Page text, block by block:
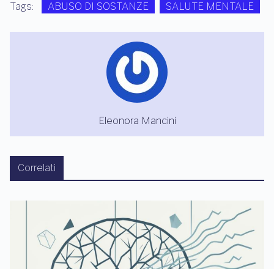
Tags: ABUSO DI SOSTANZE SALUTE MENTALE
Eleonora Mancini
Correlati